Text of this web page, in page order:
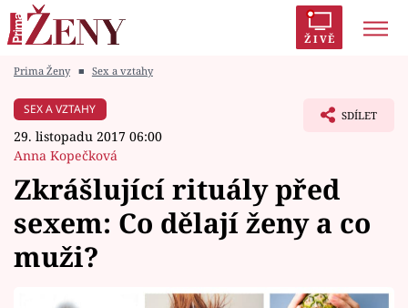
ŽIVĚ
Módní alarm
Témata
Celebrity
Prima Ženy ■ Sex a vztahy
SEX A VZTAHY
29. listopadu 2017 06:00
Anna Kopečková
SDÍLET
Zkrášlující rituály před
sexem: Co dělají ženy a co
muži?